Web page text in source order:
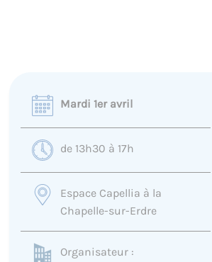
Mardi 1er avril
de 13h30 à 17h
Espace Capellia à la
Chapelle-sur-Erdre
Organisateur :